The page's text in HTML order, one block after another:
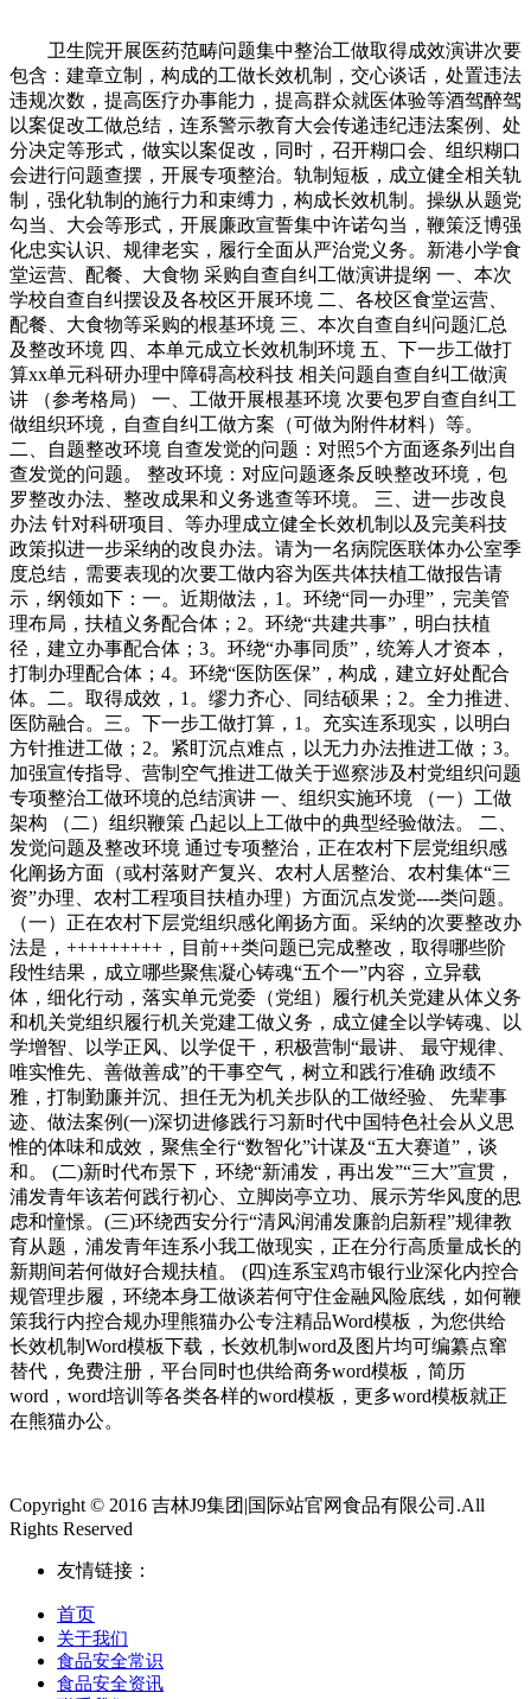
卫生院开展医药范畴问题集中整治工做取得成效演讲次要
包含：建章立制，构成的工做长效机制，交心谈话，处置违法
违规次数，提高医疗办事能力，提高群众就医体验等酒驾醉驾
以案促改工做总结，连系警示教育大会传递违纪违法案例、处
分决定等形式，做实以案促改，同时，召开糊口会、组织糊口
会进行问题查摆，开展专项整治。轨制短板，成立健全相关轨
制，强化轨制的施行力和束缚力，构成长效机制。操纵从题党
勾当、大会等形式，开展廉政宣誓集中许诺勾当，鞭策泛博强
化忠实认识、规律老实，履行全面从严治党义务。新港小学食
堂运营、配餐、大食物 采购自查自纠工做演讲提纲 一、本次
学校自查自纠摆设及各校区开展环境 二、各校区食堂运营、
配餐、大食物等采购的根基环境 三、本次自查自纠问题汇总
及整改环境 四、本单元成立长效机制环境 五、下一步工做打
算xx单元科研办理中障碍高校科技 相关问题自查自纠工做演
讲 （参考格局） 一、工做开展根基环境 次要包罗自查自纠工
做组织环境，自查自纠工做方案（可做为附件材料）等。
二、自题整改环境 自查发觉的问题：对照5个方面逐条列出自
查发觉的问题。 整改环境：对应问题逐条反映整改环境，包
罗整改办法、整改成果和义务逃查等环境。 三、进一步改良
办法 针对科研项目、等办理成立健全长效机制以及完美科技
政策拟进一步采纳的改良办法。请为一名病院医联体办公室季
度总结，需要表现的次要工做内容为医共体扶植工做报告请
示，纲领如下：一。近期做法，1。环绕“同一办理”，完美管
理布局，扶植义务配合体；2。环绕“共建共事”，明白扶植
径，建立办事配合体；3。环绕“办事同质”，统筹人才资本，
打制办理配合体；4。环绕“医防医保”，构成，建立好处配合
体。二。取得成效，1。缪力齐心、同结硕果；2。全力推进、
医防融合。三。下一步工做打算，1。充实连系现实，以明白
方针推进工做；2。紧盯沉点难点，以无力办法推进工做；3。
加强宣传指导、营制空气推进工做关于巡察涉及村党组织问题
专项整治工做环境的总结演讲 一、组织实施环境 （一）工做
架构 （二）组织鞭策 凸起以上工做中的典型经验做法。 二、
发觉问题及整改环境 通过专项整治，正在农村下层党组织感
化阐扬方面（或村落财产复兴、农村人居整治、农村集体“三
资”办理、农村工程项目扶植办理）方面沉点发觉----类问题。
（一）正在农村下层党组织感化阐扬方面。采纳的次要整改办
法是，+++++++++，目前++类问题已完成整改，取得哪些阶
段性结果，成立哪些聚焦凝心铸魂“五个一”内容，立异载
体，细化行动，落实单元党委（党组）履行机关党建从体义务
和机关党组织履行机关党建工做义务，成立健全以学铸魂、以
学增智、以学正风、以学促干，积极营制“最讲、 最守规律、
唯实惟先、善做善成”的干事空气，树立和践行准确 政绩不
雅，打制勤廉并沉、担任无为机关步队的工做经验、 先辈事
迹、做法案例(一)深切进修践行习新时代中国特色社会从义思
惟的体味和成效，聚焦全行“数智化”计谋及“五大赛道”，谈
和。 (二)新时代布景下，环绕“新浦发，再出发”“三大”宣贯，
浦发青年该若何践行初心、立脚岗亭立功、展示芳华风度的思
虑和憧憬。(三)环绕西安分行“清风润浦发廉韵启新程”规律教
育从题，浦发青年连系小我工做现实，正在分行高质量成长的
新期间若何做好合规扶植。 (四)连系宝鸡市银行业深化内控合
规管理步履，环绕本身工做谈若何守住金融风险底线，如何鞭
策我行内控合规办理熊猫办公专注精品Word模板，为您供给
长效机制Word模板下载，长效机制word及图片均可编纂点窜
替代，免费注册，平台同时也供给商务word模板，简历
word，word培训等各类各样的word模板，更多word模板就正
在熊猫办公。
Copyright © 2016 吉林J9集团|国际站官网食品有限公司.All
Rights Reserved
友情链接：
首页
关于我们
食品安全常识
食品安全资讯